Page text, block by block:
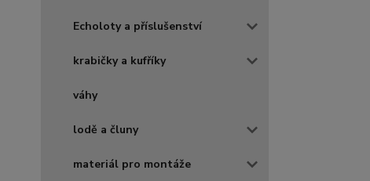
Echoloty a příslušenství
krabičky a kufříky
váhy
lodě a čluny
materiál pro montáže